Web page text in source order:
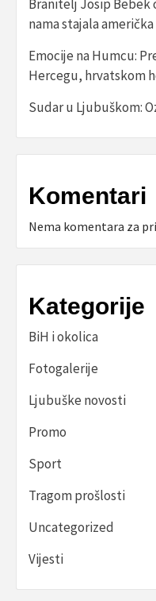
Branitelj Josip Bebek
nama stajala
Emocije na Humcu:
Hercegu, hrvatskom
Sudar u Ljubuškom:
Komentari
Nema komentara za
Kategorije
BiH i okolica
Fotogalerije
Ljubuške novosti
Promo
Sport
Tragom prošlosti
Uncategorized
Vijesti